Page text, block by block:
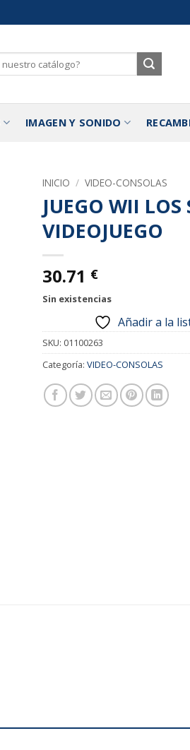
IMAGEN Y SONIDO
INICIO / VIDEO-CONSOLAS
JUEGO WII LOS
VIDEOJUEGO
30.71 €
Sin existencias
Añadir a la
SKU: 01100263
Categoría: VIDEO-CONSOLAS